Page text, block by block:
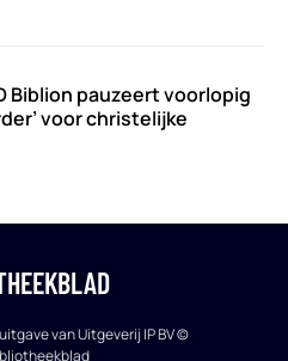
Biblion pauzeert voorlopig
voor christelijke
van Uitgeverij IP BV ©